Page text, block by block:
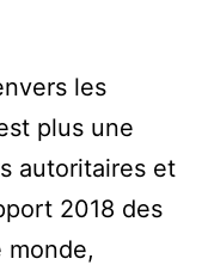
les
plus une
autoritaires et
2018 des
monde,